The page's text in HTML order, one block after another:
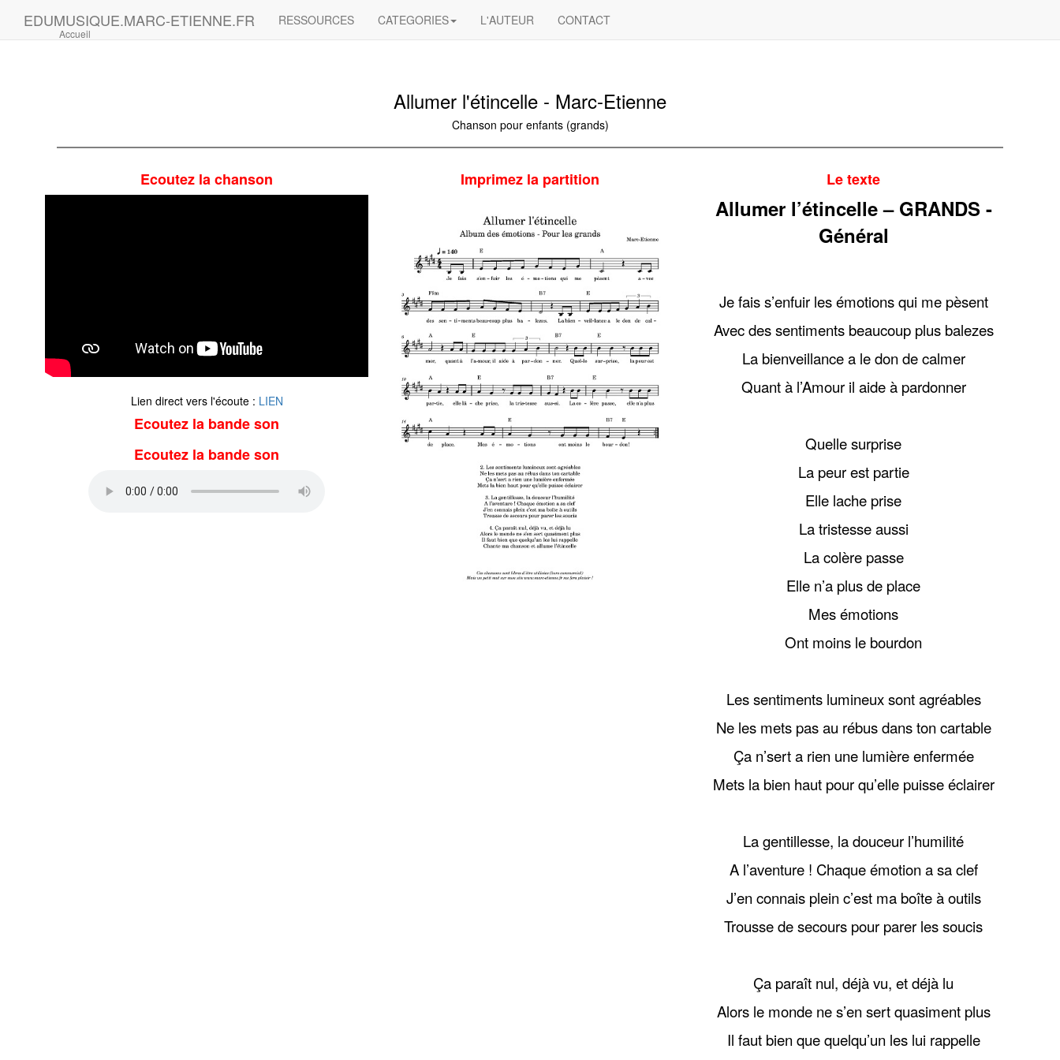
EDUMUSIQUE.MARC-ETIENNE.FR
Accueil
RESSOURCES CATEGORIES L'AUTEUR CONTACT
Allumer l'étincelle - Marc-Etienne
Chanson pour enfants (grands)
Ecoutez la chanson
Lien direct vers l'écoute : LIEN
Ecoutez la bande son
Ecoutez la bande son
Imprimez la partition Le texte
Allumer l’étincelle – GRANDS -
Général
Je fais s’enfuir les émotions qui me pèsent
Avec des sentiments beaucoup plus balezes
La bienveillance a le don de calmer
Quant à l’Amour il aide à pardonner
Quelle surprise
La peur est partie
Elle lache prise
La tristesse aussi
La colère passe
Elle n’a plus de place
Mes émotions
Ont moins le bourdon
Les sentiments lumineux sont agréables
Ne les mets pas au rébus dans ton cartable
Ça n’sert a rien une lumière enfermée
Mets la bien haut pour qu’elle puisse éclairer
La gentillesse, la douceur l’humilité
A l’aventure ! Chaque émotion a sa clef
J’en connais plein c’est ma boîte à outils
Trousse de secours pour parer les soucis
Ça paraît nul, déjà vu, et déjà lu
Alors le monde ne s’en sert quasiment plus
Il faut bien que quelqu’un les lui rappelle